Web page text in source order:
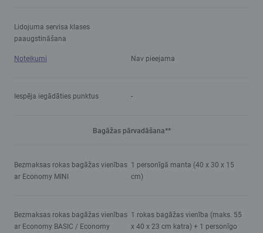
Lidojuma servisa klases
paaugstināšana
Noteikumi Nav pieejama
Iespēja iegādāties punktus -
Bagāžas pārvadāšana**
Bezmaksas rokas bagāžas vienības
ar Economy MINI
1 personīgā manta (40 x 30 x 15
cm)
Bezmaksas rokas bagāžas vienības
ar Economy BASIC / Economy
1 rokas bagāžas vienība (maks. 55
x 40 x 23 cm katra) + 1 personīgo